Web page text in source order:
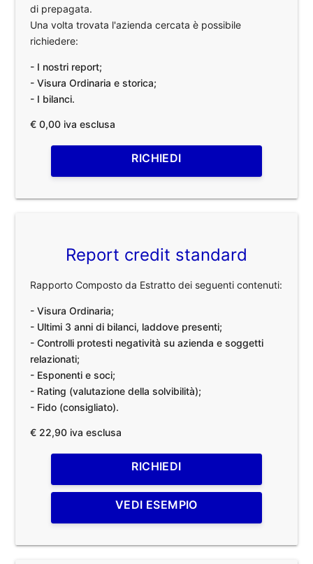
di prepagata.
Una volta trovata l'azienda cercata è possibile
richiedere:
- I nostri report;
- Visura Ordinaria e storica;
- I bilanci.
€ 0,00 iva esclusa
RICHIEDI
Report credit standard
Rapporto Composto da Estratto dei seguenti contenuti:
- Visura Ordinaria;
- Ultimi 3 anni di bilanci, laddove presenti;
- Controlli protesti negatività su azienda e soggetti
relazionati;
- Esponenti e soci;
- Rating (valutazione della solvibilità);
- Fido (consigliato).
€ 22,90 iva esclusa
RICHIEDI
VEDI ESEMPIO